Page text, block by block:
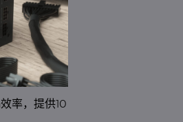
率，提供10